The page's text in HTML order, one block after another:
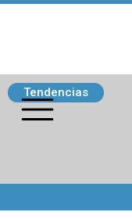
Tendencias